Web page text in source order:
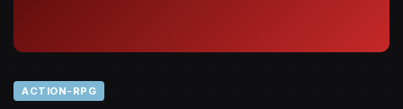
ACTION-RPG